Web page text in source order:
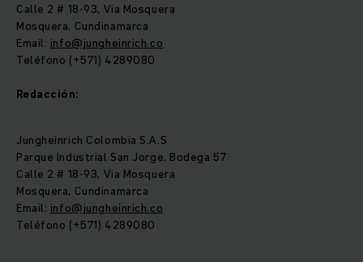
Calle 2 # 18-93, Via Mosquera
Mosquera, Cundinamarca
Email: info@jungheinrich.co
Teléfono (+571) 4289080
Redacción:
Jungheinrich Colombia S.A.S
Parque Industrial San Jorge, Bodega 57
Calle 2 # 18-93, Via Mosquera
Mosquera, Cundinamarca
Email: info@jungheinrich.co
Teléfono (+571) 4289080